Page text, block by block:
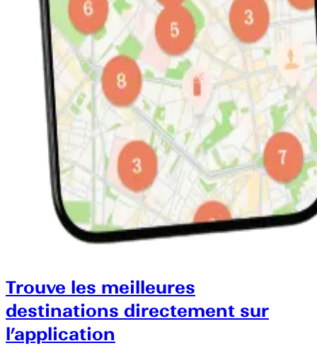
Trouve les meilleures
destinations directement sur
l’application